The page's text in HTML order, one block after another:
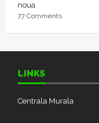
noua
77 Comments
LINKS
Centrala Murala